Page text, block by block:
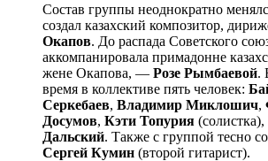
Состав группы неоднократно
создал казахский композитор,
Окапов. До распада Советского
аккомпанировала примадонне
жене Окапова, — Розе Рымбаевой.
время в коллективе пять человек:
Серкебаев, Владимир Миклошич,
Досумов, Кэти Топурия (солистка),
Дальский. Также с группой тесно
Сергей Кумин (второй гитарист).